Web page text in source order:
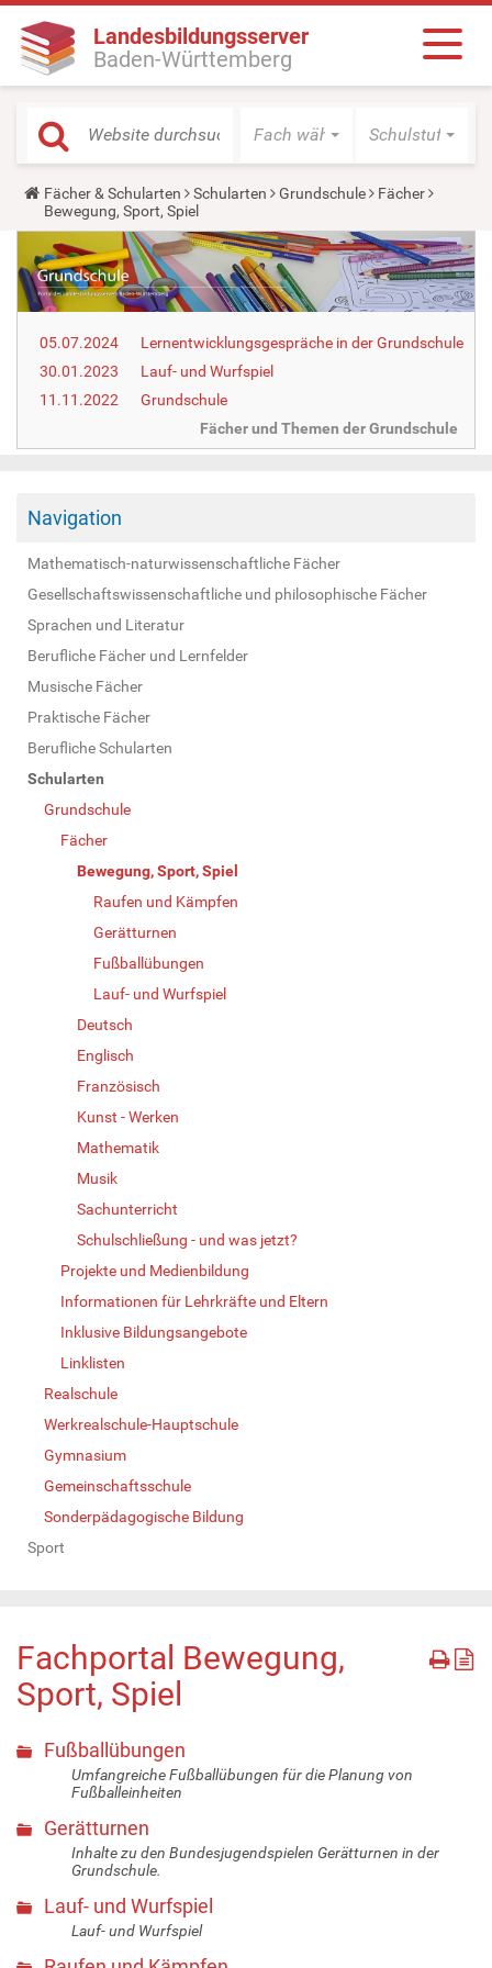
Landesbildungsserver
Baden-Württemberg
Fach wählen Schulstufe
Y
o
u
r
e
h
e
e
:
Fächer & Schularten Schularten Grundschule
Fächer
Bewegung, Sport, Spiel
05.07.2024
Lernentwicklungsgespräche in der Grundschule
30.01.2023
Lauf- und Wurfspiel
11.11.2022
Grundschule
Fächer und Themen der Grundschule
Navigation
Mathematisch-naturwissenschaftliche Fächer
Gesellschaftswissenschaftliche und philosophische Fächer
Sprachen und Literatur
Berufliche Fächer und Lernfelder
Musische Fächer
Praktische Fächer
Berufliche Schularten
Schularten
Grundschule
Fächer
Bewegung, Sport, Spiel
Raufen und Kämpfen
Gerätturnen
Fußballübungen
Lauf- und Wurfspiel
Deutsch
Englisch
Französisch
Kunst - Werken
Mathematik
Musik
Sachunterricht
Schulschließung - und was jetzt?
Projekte und Medienbildung
Informationen für Lehrkräfte und Eltern
Inklusive Bildungsangebote
Linklisten
Realschule
Werkrealschule-Hauptschule
Gymnasium
Gemeinschaftsschule
Sonderpädagogische Bildung
Sport
Fachportal Bewegung,
Sport, Spiel
Fußballübungen
Umfangreiche Fußballübungen für die Planung von
Fußballeinheiten
Gerätturnen
Inhalte zu den Bundesjugendspielen Gerätturnen in der
Grundschule.
Lauf- und Wurfspiel
Lauf- und Wurfspiel